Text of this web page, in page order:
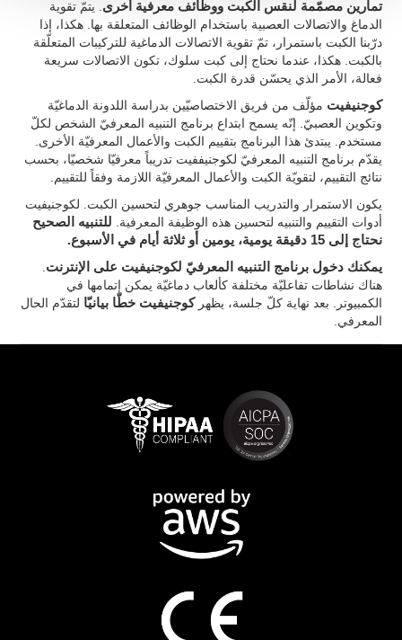
تمارين مصمّمة لنقس الكبت ووظائف معرفية أخرى . يتمّ تقوية
الدماغ والاتصالات العصبية باستخدام الوظائف المتعلقة بها. هكذا، إذا
درّبنا الكبت باستمرار، تمّ تقوية الاتصالات الدماغية للتركيبات المتعلّقة
بالكبت. هكذا، عندما نحتاج إلى كبت سلوك، تكون الاتصالات سريعة
فعالة، الأمر الذي يحسّن قدرة الكبت.
كوجنيفيت مؤلّف من فريق الاختصاصيّين بدراسة اللدونة الدماغيّة
وتكوين العصبيّ. إنّه يسمح ابتداع برنامج التنبيه المعرفيّ الشخص لكلّ
مستخدم. يبتدئ هذا البرنامج بتقييم الكبت والأعمال المعرفيّة الأخرى.
يقدّم برنامج التنبيه المعرفيّ لكوجنيففيت تدريباً معرفيّا شخصيّا، بحسب
نتائج التقييم، لتقويّة الكبت والأعمال المعرفيّة اللازمة وفقاً للتقييم.
يكون الاستمرار والتدريب المناسب جوهري لتحسين الكبت. لكوجنيفيت
أدوات التقييم والتنبيه لتحسين هذه الوظيفة المعرفية. للتنبيه الصحيح
نحتاج إلى 15 دقيقة يومية، يومين أو ثلاثة أيام في الأسبوع.
يمكنك دخول برنامج التنبيه المعرفيّ لكوجنيفيت على الإنترنت
هناك نشاطات تفاعليّة مختلفة كألعاب دماغيّة يمكن إتمامها في
الكمبيوتر. بعد نهاية كلّ جلسة، يظهركوجنيفيت خطّا بيانيّا لتقدّم الحال
المعرفي.